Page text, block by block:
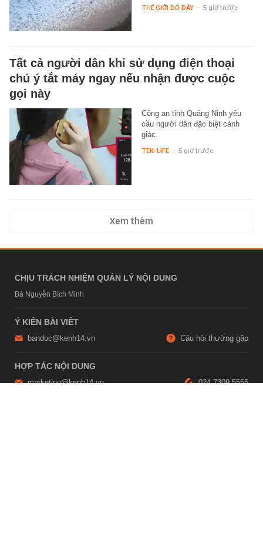
THẾ GIỚI ĐÓ ĐÂY - 5 giờ trước
Tất cả người dân khi sử dụng điện thoại
chú ý tắt máy ngay nếu nhận được cuộc
gọi này
Công an tỉnh Quảng Ninh yêu
cầu người dân đặc biệt cảnh
giác.
TEK-LIFE - 5 giờ trước
Xem thêm
CHỊU TRÁCH NHIỆM QUẢN LÝ NỘI DUNG
Bà Nguyễn Bích Minh
Ý KIẾN BÀI VIẾT
bandoc@kenh14.vn Câu hỏi thường gặp
HỢP TÁC NỘI DUNG
marketing@kenh14.vn 024 7309 5555